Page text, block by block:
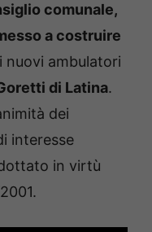
comunale,
a costruire
nuovi ambulatori
di Latina.
dei
interesse
in virtù